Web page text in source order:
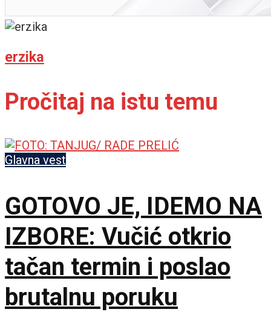
erzika
Pročitaj na istu temu
Glavna vest
GOTOVO JE, IDEMO NA
IZBORE: Vučić otkrio
tačan termin i poslao
brutalnu poruku